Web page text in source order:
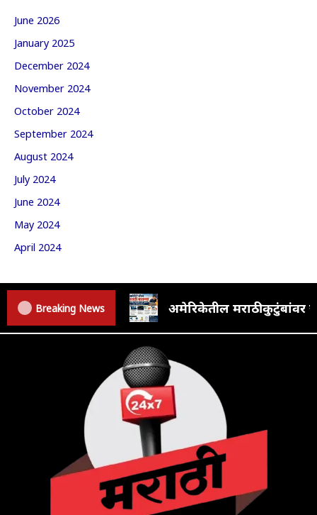
June 2026
January 2025
December 2024
November 2024
October 2024
September 2024
August 2024
July 2024
June 2024
May 2024
April 2024
Breaking News अमेरिकेतील मराठी कुटुंबांवर